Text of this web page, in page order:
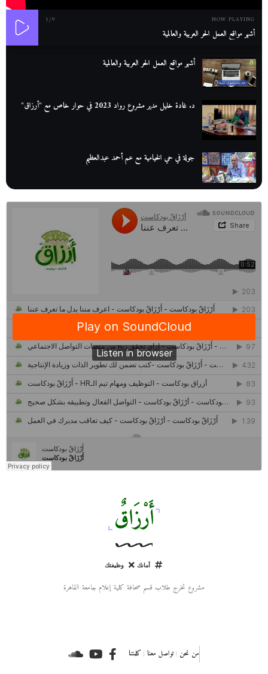
NOW PLAYING
1/9
أشهر مواقع العمل الحر العربية والعالمية
أشهر مواقع العمل الحر العربية والعالمية
د. غادة خليل مدير مشروع رواد 2023 في حوار خاص مع "أرزاق"
جولة في حي الخيامية مع عم أحمد عبدالعظيم
عم عوض| قصة كفاح بائع كتب تبدأ بالأُمية
أقدم مطحن بن في مصر| يكشف لنا أسرار صناعة البن
حصاد 2022 لمشروع "رواد 2030″
كل ما تريد معرفته عن مشروع "رواد 2030″
مركز جروان للثقافة والفنون | نموذج المركز القروي الريادي في الثقافة
أَرْزَاقٌ
أمانك وظيفتك
مشروع تخرج طلاب قسم صحافة كلية إعلام جامعة القاهرة
من نحن تواصل معنا كلمتنا